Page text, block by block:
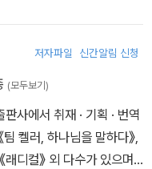
위해 행동하는 우리의 모
을 펴냈으며 로즈아일랜드
저자파일 신간알림 신청
(모두보기)
사에서 취재 · 기획 · 번역
팀 켈러, 하나님을 말하다》,
래디컬》 외 다수가 있으며,